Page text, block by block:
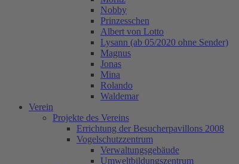
Nobby
Prinzesschen
Albert von Lotto
Lysann (ab 05/2020 ohne Sender)
Magnus
Jonas
Mina
Rolando
Waldemar
Verein
Projekte des Vereins
Errichtung der Besucherpavillons 2008
Vogelschutzzentrum
Verwaltungsgebäude
Umweltbildungszentrum